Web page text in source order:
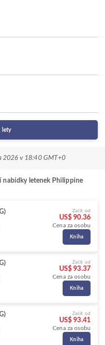
lety
2026 v 18:40 GMT+0
nabídky letenek Philippine
Začít od
US$ 90.36
Cena za osobu
Kniha
Začít od
US$ 93.37
Cena za osobu
Kniha
Začít od
US$ 93.41
Cena za osobu
Kniha